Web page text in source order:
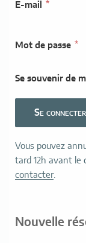
E-mail
Mot de passe
Se souvenir de
Vous pouvez
tard 12h avant le
contacter.
Nouvelle